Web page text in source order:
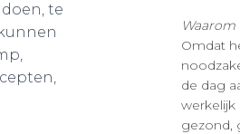
te
Waarom
Omdat
de dag
werkelijk
gezond,